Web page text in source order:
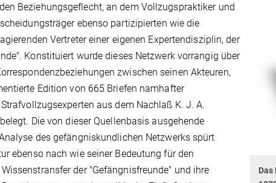
Beziehungsgeflecht, an dem Vollzugspraktiker und
ebenso partizipierten wie die
Vertreter einer eigenen Expertendisziplin, der
Konstituiert wurde dieses Netzwerk vorrangig über
zwischen seinen Akteuren,
Edition von 665 Briefen namhafter
aus dem Nachlaß K. J. A.
Die von dieser Quellenbasis ausgehende
des gefängniskundlichen Netzwerks spürt
ebenso nach wie seiner Bedeutung für den
der "Gefängnisfreunde" und ihre